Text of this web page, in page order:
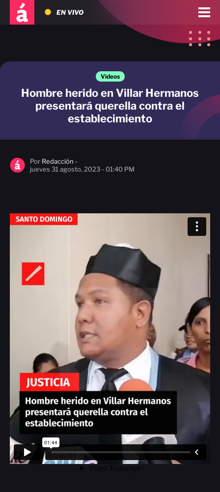
EN VIVO
Videos
Hombre herido en Villar Hermanos
presentará querella contra el
establecimiento
Por Redacción -
jueves 31 agosto, 2023 - 01:40 PM